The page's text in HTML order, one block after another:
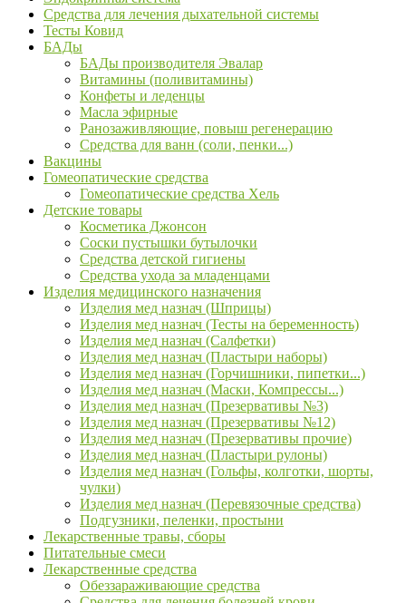
Средства для лечения дыхательной системы
Тесты Ковид
БАДы
БАДы производителя Эвалар
Витамины (поливитамины)
Конфеты и леденцы
Масла эфирные
Ранозаживляющие, повыш регенерацию
Средства для ванн (соли, пенки...)
Вакцины
Гомеопатические средства
Гомеопатические средства Хель
Детские товары
Косметика Джонсон
Соски пустышки бутылочки
Средства детской гигиены
Средства ухода за младенцами
Изделия медицинского назначения
Изделия мед назнач (Шприцы)
Изделия мед назнач (Тесты на беременность)
Изделия мед назнач (Салфетки)
Изделия мед назнач (Пластыри наборы)
Изделия мед назнач (Горчишники, пипетки...)
Изделия мед назнач (Маски, Компрессы...)
Изделия мед назнач (Презервативы №3)
Изделия мед назнач (Презервативы №12)
Изделия мед назнач (Презервативы прочие)
Изделия мед назнач (Пластыри рулоны)
Изделия мед назнач (Гольфы, колготки, шорты,
чулки)
Изделия мед назнач (Перевязочные средства)
Подгузники, пеленки, простыни
Лекарственные травы, сборы
Питательные смеси
Лекарственные средства
Обеззараживающие средства